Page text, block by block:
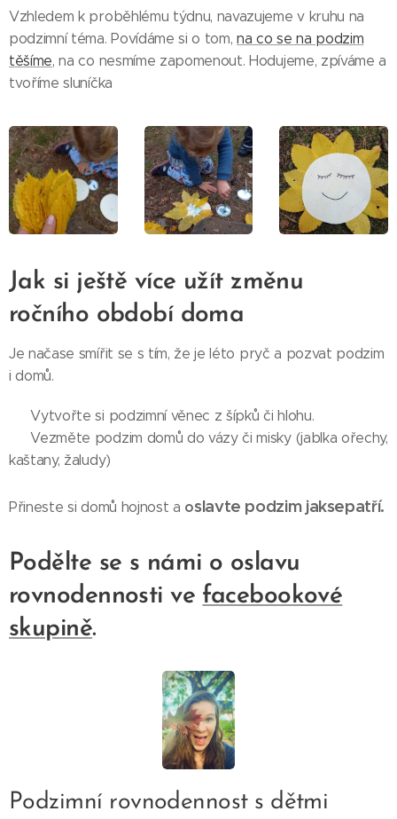
Vzhledem k proběhlému týdnu, navazujeme v kruhu na
podzimní téma. Povídáme si o tom,na co se na podzim
těšíme, na co nesmíme zapomenout. Hodujeme, zpíváme a
tvoříme sluníčka
Jak si ještě více užít změnu
ročního období doma
Je načase smířit se s tím, že je léto pryč a pozvat podzim
i domů.
🍂 Vytvořte si podzimní věnec z šípků či hlohu.
🍂 Vezměte podzim domů do vázy či misky (jablka ořechy,
kaštany, žaludy)
Přineste si domů hojnost a oslavte podzim jaksepatří.
Podělte se s námi o oslavu
rovnodennosti ve facebookové
skupině.
Podzimní rovnodennost s dětmi